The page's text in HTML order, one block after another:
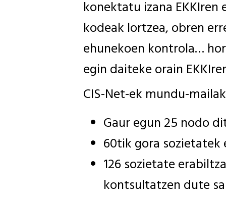
konektatu izana
kodeak lortzea, obren
ehunekoen kontrola…
egin daiteke orain
CIS-Net-ek mundu-
Gaur egun 25 nodo
60tik gora sozietatek
126 sozietate
kontsultatzen dute